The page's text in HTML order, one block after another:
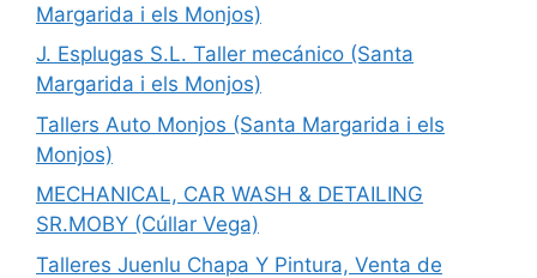
Margarida i els Monjos)
J. Esplugas S.L. Taller mecánico (Santa
Margarida i els Monjos)
Tallers Auto Monjos (Santa Margarida i els
Monjos)
MECHANICAL, CAR WASH & DETAILING
SR.MOBY (Cúllar Vega)
Talleres Juenlu Chapa Y Pintura, Venta de